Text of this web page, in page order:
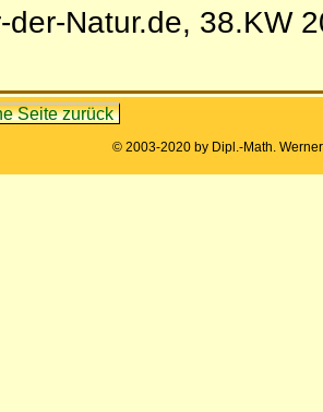
der-Natur.de, 38.KW
Seite zurück
© 2003-2020 by Dipl.-Math.